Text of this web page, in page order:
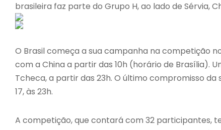
brasileira faz parte do Grupo H, ao lado de Sérvia,
O Brasil começa a sua campanha na competição
com a China a partir das 10h (horário de Brasília).
Tcheca, a partir das 23h. O último compromisso
17, às 23h.
A competição, que contará com 32 participantes,